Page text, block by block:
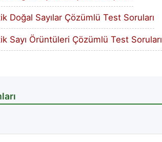
Doğal Sayılar Çözümlü Test Soruları
Sayı Örüntüleri Çözümlü Test Soruları